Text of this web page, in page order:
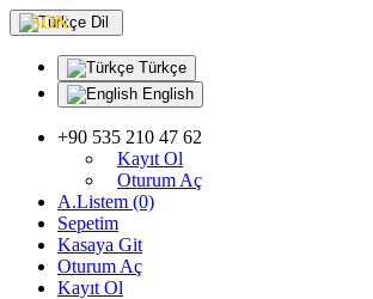
Dil
Türkçe
English
+90 535 210 47 62
Kayıt Ol
Oturum Aç
A.Listem (0)
Sepetim
Kasaya Git
Oturum Aç
Kayıt Ol
SON